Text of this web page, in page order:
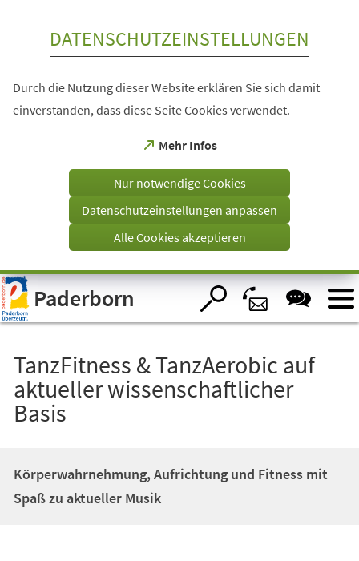
Visuelle
Assistenzsoftware
öffnen.
DATENSCHUTZEINSTELLUNGEN
Durch die Nutzung dieser Website erklären Sie sich damit
einverstanden, dass diese Seite Cookies verwendet.
Mehr Infos
(Öffnet
einem
Tab)
Nur notwendige Cookies
Datenschutzeinstellungen anpassen
Alle Cookies akzeptieren
Paderborn
TanzFitness & TanzAerobic auf
aktueller wissenschaftlicher
Basis
Körperwahrnehmung, Aufrichtung und Fitness mit
Spaß zu aktueller Musik